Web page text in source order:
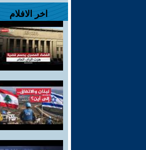
اخر الافلام